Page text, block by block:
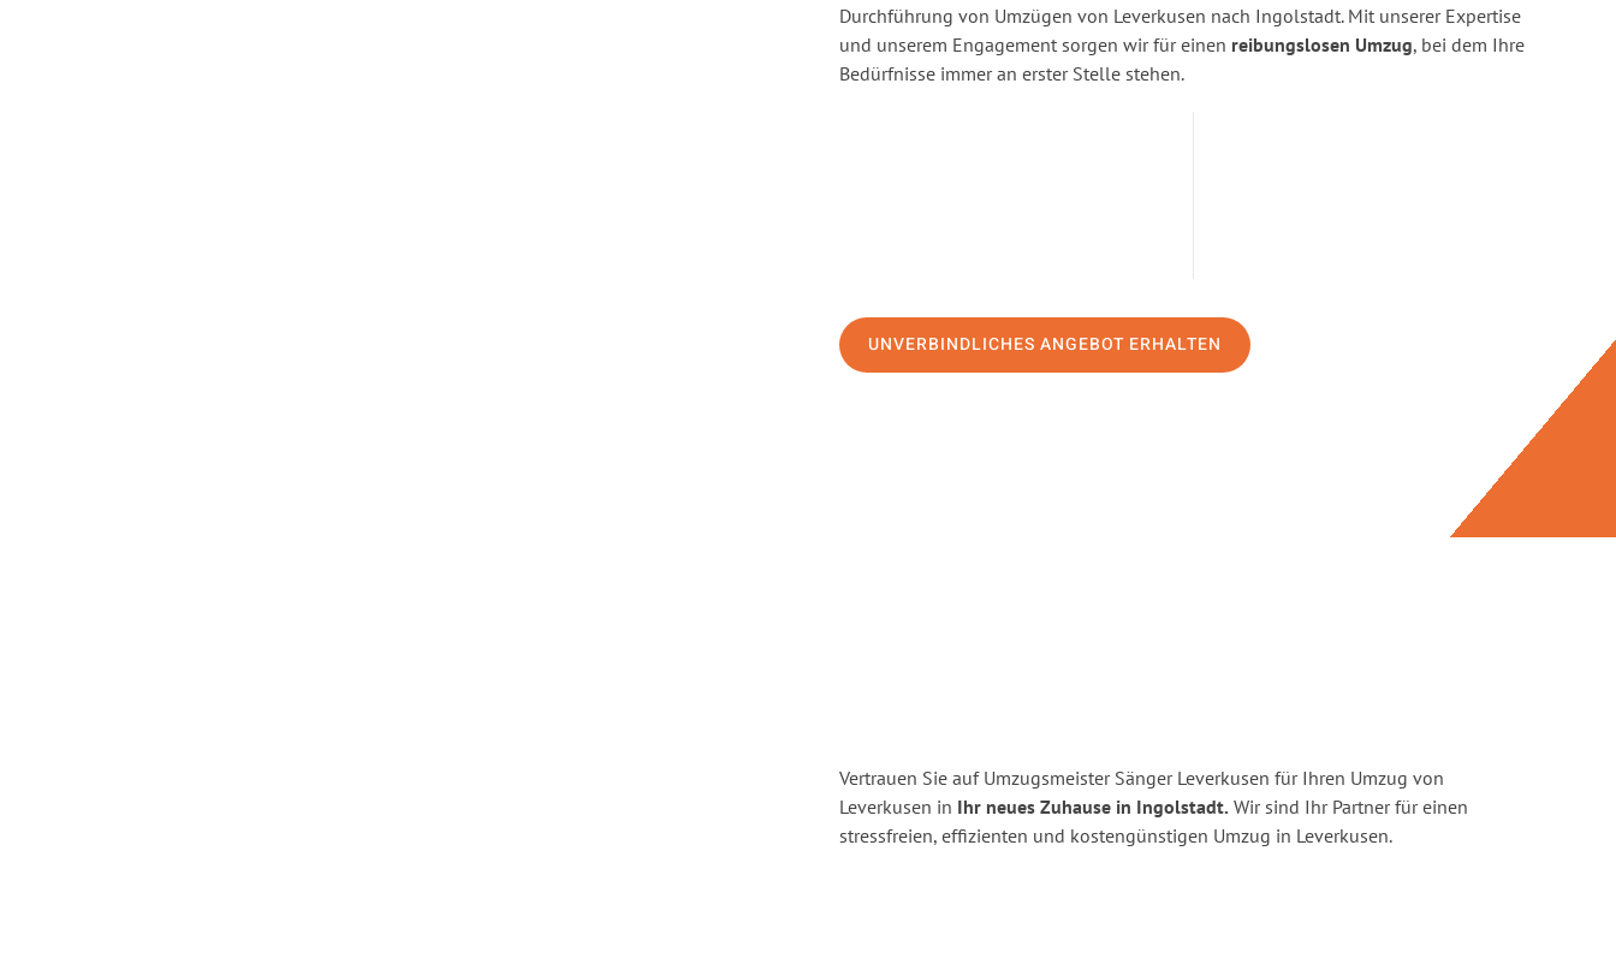
Durchführung von Umzügen von Leverkusen nach Ingolstadt. Mit unserer Expertise
und unserem Engagement sorgen wir für einen reibungslosen Umzug, bei dem Ihre
Bedürfnisse immer an erster Stelle stehen.
UNVERBINDLICHES ANGEBOT ERHALTEN
Vertrauen Sie auf Umzugsmeister Sänger Leverkusen für Ihren Umzug von
Leverkusen in Ihr neues Zuhause in Ingolstadt. Wir sind Ihr Partner für einen
stressfreien, effizienten und kostengünstigen Umzug in Leverkusen.